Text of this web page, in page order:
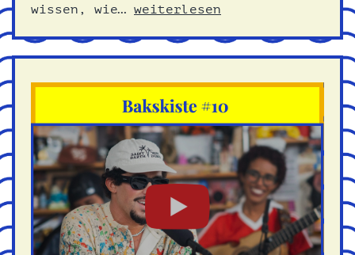
wissen, wie… Prinzip
Baro
Gabbert,
Greenpeace
weiterlesen